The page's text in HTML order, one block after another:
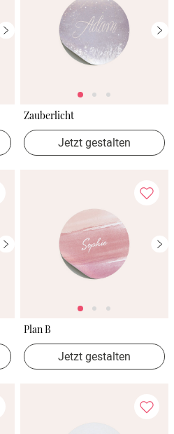
Zauberlicht
Jetzt gestalten
Plan B
Jetzt gestalten